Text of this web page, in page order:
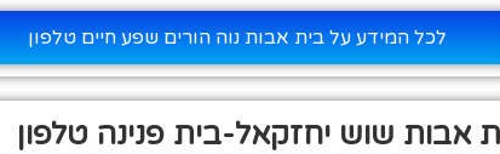
לכל המידע על בית אבות נוה הורים שפע חיים טלפון
אבות שוש יחזקאל-בית פנינה טלפון